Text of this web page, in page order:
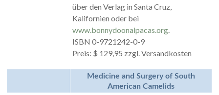
über den Verlag in Santa Cruz,
Kalifornien oder bei
www.bonnydoonalpacas.org.
ISBN 0-9721242-0-9
Preis: $ 129,95 zzgl. Versandkosten
Medicine and Surgery of South
American Camelids